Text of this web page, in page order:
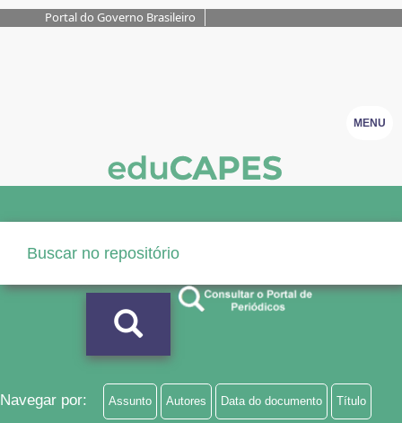
Portal do Governo Brasileiro
MENU
Navegar por: Assunto Autores Data do documento Título